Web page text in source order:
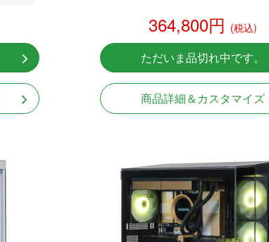
364,800円 (税込)
ただいま品切れ中です。
商品詳細＆カスタマイズ